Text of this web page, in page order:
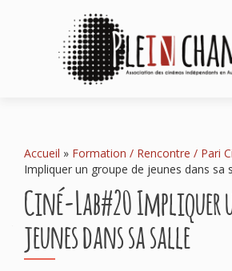
Accueil » Formation / Rencontre / Pari
Impliquer un groupe de jeunes dans sa
Ciné-Lab#20 Impliquer
jeunes dans sa salle